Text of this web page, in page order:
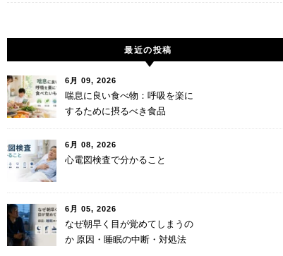
最近の投稿
6月 09, 2026
喘息に良い食べ物：呼吸を楽に
するために摂るべき食品
6月 08, 2026
心電図検査で分かること
6月 05, 2026
なぜ朝早く目が覚めてしまうの
か 原因・睡眠の中断・対処法